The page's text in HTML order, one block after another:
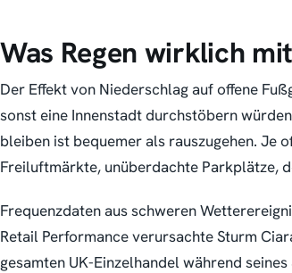
Was Regen wirklich
Der Effekt von Niederschlag auf offene
sonst eine Innenstadt durchstöbern
bleiben ist bequemer als rauszugehen. Je
Freiluftmärkte, unüberdachte Parkplätze,
Frequenzdaten aus schweren
Retail Performance verursachte Sturm
gesamten UK-Einzelhandel während